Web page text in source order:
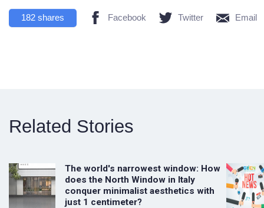
182 shares Facebook Twitter Email
Related Stories
The world's narrowest window: How
does the North Window in Italy
conquer minimalist aesthetics with
just 1 centimeter?